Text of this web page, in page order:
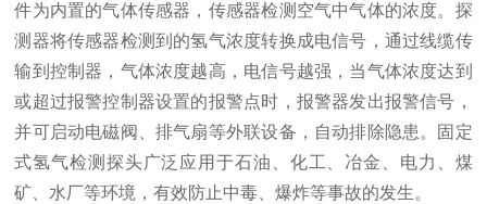
件为内置的气体传感器，传感器检测空气中气体的浓度。探
测器将传感器检测到的氢气浓度转换成电信号，通过线缆传
输到控制器，气体浓度越高，电信号越强，当气体浓度达到
或超过报警控制器设置的报警点时，报警器发出报警信号，
并可启动电磁阀、排气扇等外联设备，自动排除隐患。固定
式氢气检测探头广泛应用于石油、化工、冶金、电力、煤
矿、水厂等环境，有效防止中毒、爆炸等事故的发生。